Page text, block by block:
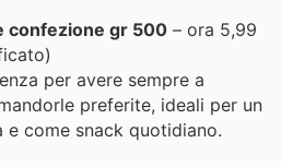
confezione gr 500 – ora 5,99
per avere sempre a
preferite, ideali per un
e come snack quotidiano.